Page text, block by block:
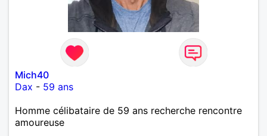
Mich40
Dax - 59 ans
Homme célibataire de 59 ans recherche rencontre
amoureuse